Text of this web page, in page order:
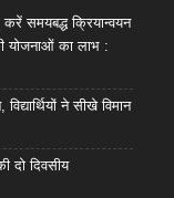
समयबद्ध क्रियान्वयन
योजनाओं का लाभ :
ने सीखे विमान
दो दिवसीय